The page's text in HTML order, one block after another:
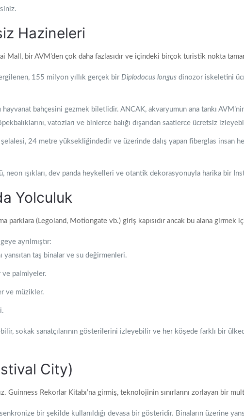
Hazineleri
Mall, bir AVM’den çok daha fazlasıdır ve içindeki birçok turistik nokta
155 milyon yıllık gerçek birDiplodocus longus dinozor iskeletini
bahçesini gezmek biletlidir. ANCAK, akvaryumun ana tankı
vatozları ve binlerce balığı dışarıdan saatlerce ücretsiz
24 metre yüksekliğindedir ve üzerinde dalış yapan fiberglas insan
neon ışıkları, dev panda heykelleri ve otantik dekorasyonuyla harika bir
Yolculuk
parklara (Legoland, Motiongate vb.) giriş kapısıdır ancak bu alana girmek
ayrılmıştır:
yansıtan taş binalar ve su değirmenleri.
ve palmiyeler.
ve müzikler.
sokak sanatçılarının gösterilerini izleyebilir ve her köşede farklı bir
City)
Guinness Rekorlar Kitabı’na girmiş, teknolojinin sınırlarını zorlayan bir
bir şekilde kullanıldığı devasa bir gösteridir. Binaların üzerine